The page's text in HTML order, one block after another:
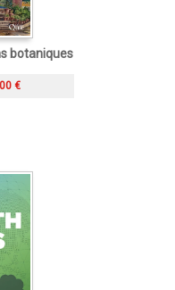
botaniques
€